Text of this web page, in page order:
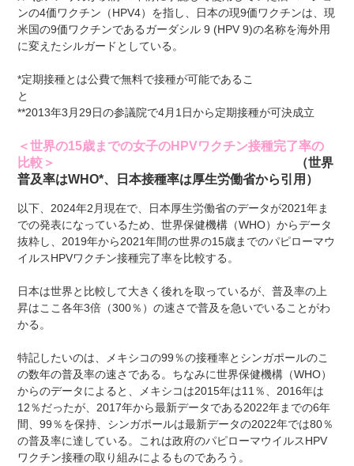
ンの4価ワクチン（HPV4）を指し、日本の現9価ワクチンは、現
米国の9価ワクチンであるガーダシル 9 (HPV 9)の名称を海外用
に変えたシルガードとしている。
*定期接種とは公費で無料で接種が可能であるこ
と
**2013年3月29日の参議院で4月1日から定期接種が可決成立
＜世界の15歳までの女子のHPVワクチン接種完了率の
比較＞
（世界
普及率はWHO*、日本接種率は厚生労働省から引用）
以下、2024年2月現在で、日本厚生労働省のデータが2021年ま
での発表になっているため、世界保健機構（WHO）からデータ
抜粋し、2019年から2021年間の世界の15歳までのパピローマウ
イルスHPVワクチン接種完了率を比較する。
日本は世界と比較して大きく後れを取っているが、普及率の上
昇はここ各年3倍（300％）の速さで普及を急いでいることがわ
かる。
特記したいのは、メキシコの99％の接種率とシンガポールのこ
の数年の普及率の速さである。ちなみに世界保健機構（WHO）
からのデータによると、メキシコは2015年は11％、2016年は
12％だったが、2017年から最新データである2022年までの6年
間、99％を保持、シンガポールは最新データの2022年では80％
の普及率に達している。これは政府のパピローマウイルスHPV
ワクチン接種の取り組みによるものであろう。